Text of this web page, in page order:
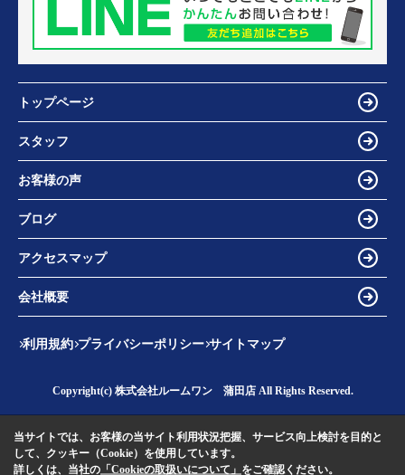
トップページ
スタッフ
お客様の声
ブログ
アクセスマップ
会社概要
利用規約 プライバシーポリシー サイトマップ
Copyright(c) 株式会社ルームワン 蒲田店 All Rights Reserved.
当サイトでは、お客様の当サイト利用状況把握、サービス向上検討を目的と
して、クッキー（Cookie）を使用しています。
詳しくは、当社の 「Cookieの取扱いについて」 をご確認ください。